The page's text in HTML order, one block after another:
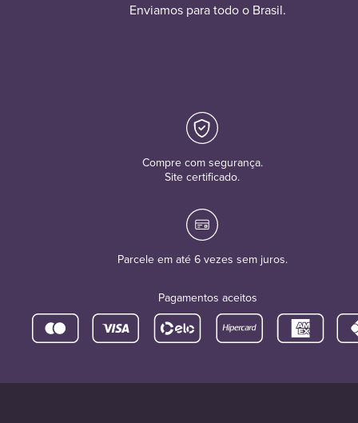
Enviamos para todo o Brasil.
Compre com segurança.
Site certificado.
Parcele em até 6 vezes sem juros.
Pagamentos aceitos